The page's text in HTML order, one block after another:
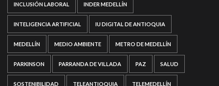
INCLUSIÓN LABORAL INDER MEDELLÍN
INTELIGENCIA ARTIFICIAL IU DIGITAL DE ANTIOQUIA
MEDELLÍN MEDIO AMBIENTE METRO DE MEDELLÍN
PARKINSON PARRANDA DE VILLADA PAZ SALUD
SOSTENIBILIDAD TELEANTIOQUIA TELEMEDELLÍN